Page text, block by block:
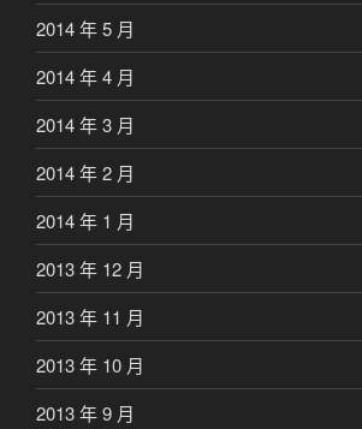
2014 年 5 月
2014 年 4 月
2014 年 3 月
2014 年 2 月
2014 年 1 月
2013 年 12 月
2013 年 11 月
2013 年 10 月
2013 年 9 月